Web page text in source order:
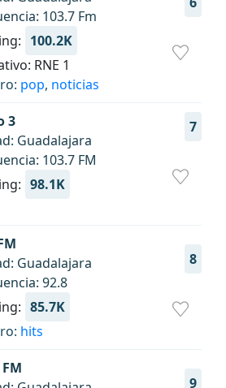
103.7 Fm
100.2K
RNE 1
pop, noticias
3 7
Guadalajara
103.7 FM
98.1K
8
Guadalajara
92.8
85.7K
hits
9